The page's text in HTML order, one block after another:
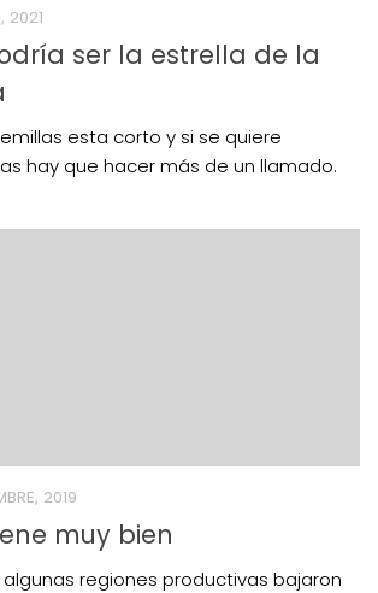
2021
ser la estrella de la
esta corto y si se quiere
hay que hacer más de un llamado.
2019
muy bien
regiones productivas bajaron